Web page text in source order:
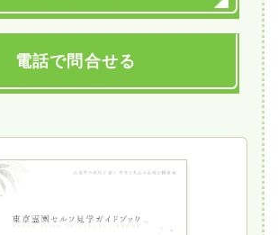
電話で問合せる